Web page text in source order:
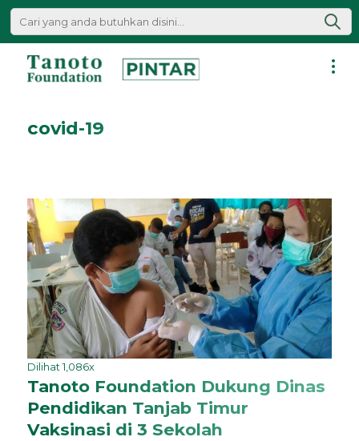
Lewati
|
covid-19
Dilihat 1,086x
Tanoto Foundation Dukung Dinas
Pendidikan Tanjab Timur
Vaksinasi di 3 Sekolah